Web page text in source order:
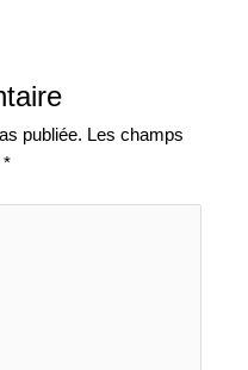
publiée. Les champs
*